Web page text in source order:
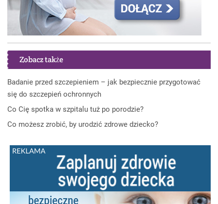
Zobacz także
Badanie przed szczepieniem – jak bezpiecznie przygotować
się do szczepień ochronnych
Co Cię spotka w szpitalu tuż po porodzie?
Co możesz zrobić, by urodzić zdrowe dziecko?